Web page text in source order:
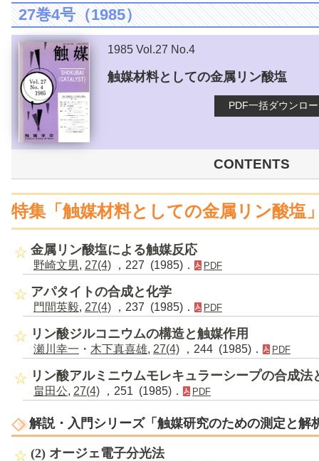
27巻4号（1985）
1985 Vol.27 No.4
触媒材料としての金属リン酸塩
PDF一括ダウンロ
CONTENTS
特集「触媒材料としての金属リン酸塩
金属リン酸塩による触媒反応
野崎文男, 27(4) ，227 (1985)． PDF
アパタイトの合成と化学
門間英毅, 27(4) ，237 (1985)． PDF
リン酸ジルコニウムの構造と触媒作用
瀬川幸一 ・ 木下真喜雄, 27(4) ，244 (1985)． PDF
リン酸アルミニウムモレキュラーシープの合成法
畠田公, 27(4) ，251 (1985)． PDF
解説・入門シリーズ「触媒研究のための測定と解
(2) オージェ電子分光法